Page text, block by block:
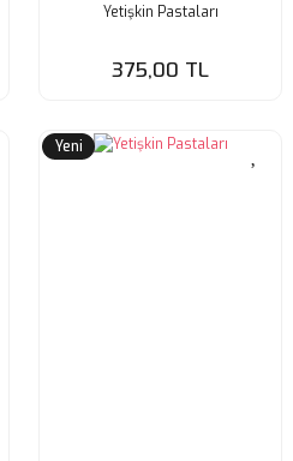
Yetişkin Pastaları
375,00 TL
Yeni